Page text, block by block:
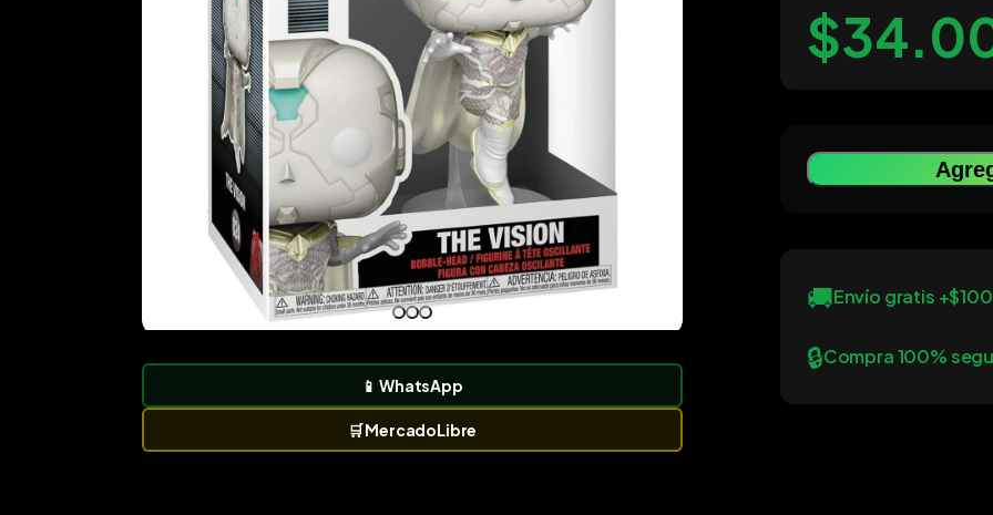
📱WhatsApp
🛒MercadoLibre
🚚Envío gratis
🔒Compra 100%